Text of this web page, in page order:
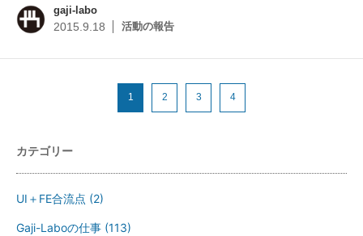
gaji-labo
2015.9.18 活動の報告
1 2 3 4
カテゴリー
UI＋FE合流点 (2)
Gaji-Laboの仕事 (113)